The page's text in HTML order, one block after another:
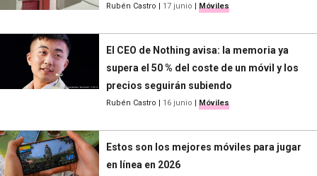
Rubén Castro | 17 junio | Móviles
El CEO de Nothing avisa: la memoria ya
supera el 50 % del coste de un móvil y los
precios seguirán subiendo
Rubén Castro | 16 junio | Móviles
Estos son los mejores móviles para jugar
en línea en 2026